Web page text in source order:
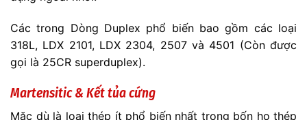
Các trong Dòng Duplex phổ biến bao gồm các loại
318L, LDX 2101, LDX 2304, 2507 và 4501 (Còn được
gọi là 25CR superduplex).
Martensitic & Kết tủa cứng
Mặc dù là loại thép ít phổ biến nhất trong bốn họ thép